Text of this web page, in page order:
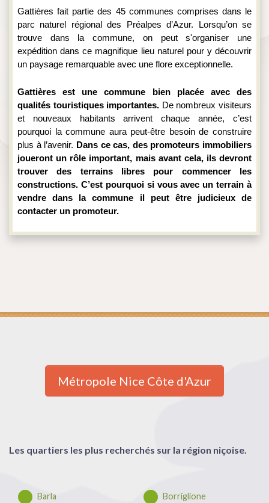
Gattières fait partie des 45 communes comprises dans le
parc naturel régional des Préalpes d’Azur. Lorsqu’on se
trouve dans la commune, on peut s'organiser une
expédition dans ce magnifique lieu naturel pour y découvrir
un paysage remarquable avec une flore exceptionnelle.
Gattières est une commune bien placée avec des
qualités touristiques importantes. De nombreux visiteurs
et nouveaux habitants arrivent chaque année, c’est
pourquoi la commune aura peut-être besoin de construire
plus à l’avenir. Dans ce cas, des promoteurs immobiliers
joueront un rôle important, mais avant cela, ils devront
trouver des terrains libres pour commencer les
constructions. C’est pourquoi si vous avec un terrain à
vendre dans la commune il peut être judicieux de
contacter un promoteur.
Métropole Nice Côte d'Azur
Les quartiers les plus recherchés sur la région niçoise.
Barla Borriglione